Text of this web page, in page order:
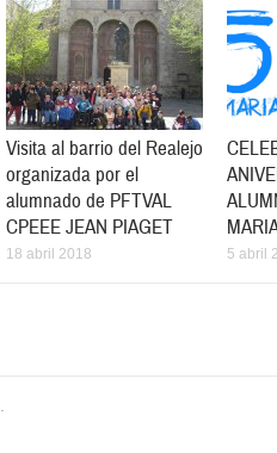
Visita al barrio del Realejo
organizada por el
alumnado de PFTVAL
CPEEE JEAN PIAGET
18 abril 2018 5 abril